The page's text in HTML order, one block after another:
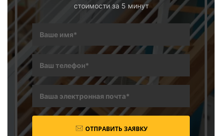
стоимости за 5 минут
ОТПРАВИТЬ ЗАЯВКУ